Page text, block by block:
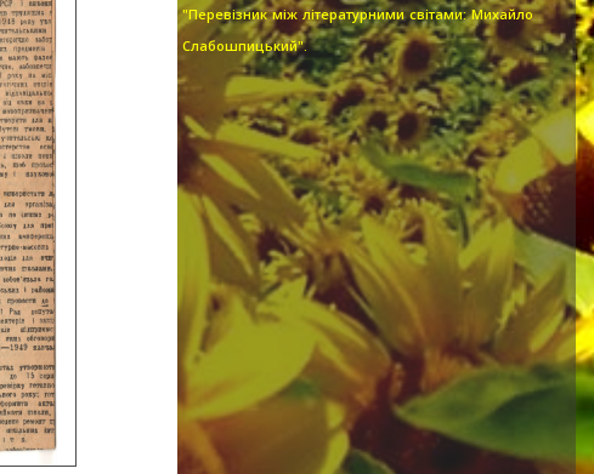
"Перевізник між літературними світами: Михайло
Слабошпицький".